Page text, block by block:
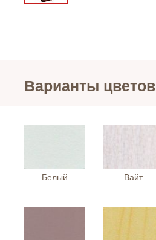
Варианты цветов
Белый Вайт